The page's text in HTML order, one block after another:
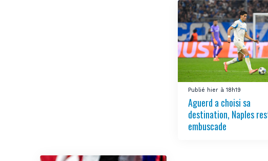
Publié hier à 18h19
Aguerd a choisi sa
destination, Naples
embuscade